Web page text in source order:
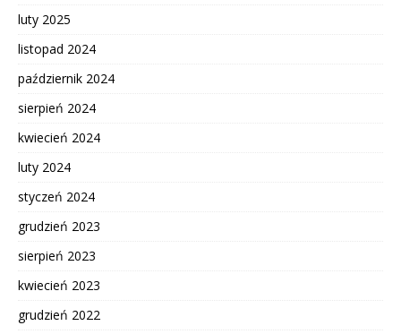
luty 2025
listopad 2024
październik 2024
sierpień 2024
kwiecień 2024
luty 2024
styczeń 2024
grudzień 2023
sierpień 2023
kwiecień 2023
grudzień 2022